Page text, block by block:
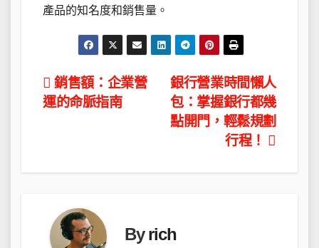
產品的知名度和銷售量。
文
章
覽
銀行營業時間懶人
包：掌握銀行都幾
點開門，輕鬆規劃
行程！
銷售額：企業營
運的命脈指南
Byrich